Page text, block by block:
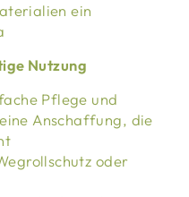
ein
Nutzung
Pflege und
Anschaffung, die
oder